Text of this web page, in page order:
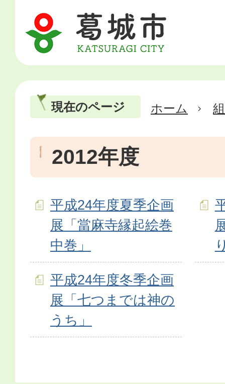
現在のページ ホーム
2012年度
平成24年度夏季企画
展「當麻寺縁起絵巻
中巻」
平成24年度冬季企画
展「七つまでは神の
うち」